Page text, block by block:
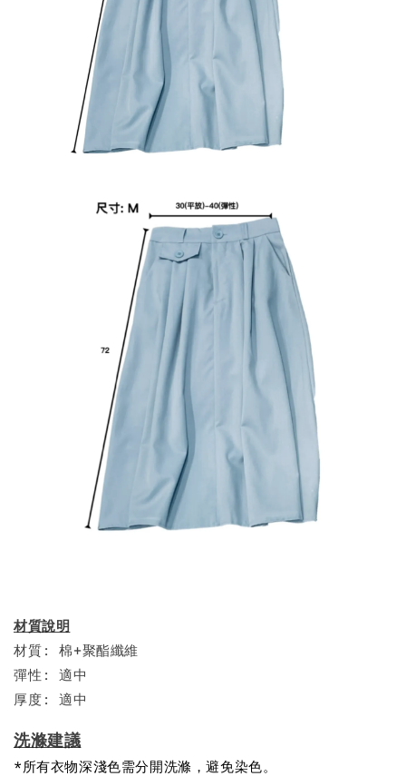
材質說明
材質: 棉+聚酯纖維
彈性: 適中
厚度: 適中
洗滌建議
*所有衣物深淺色需分開洗滌，避免染色。